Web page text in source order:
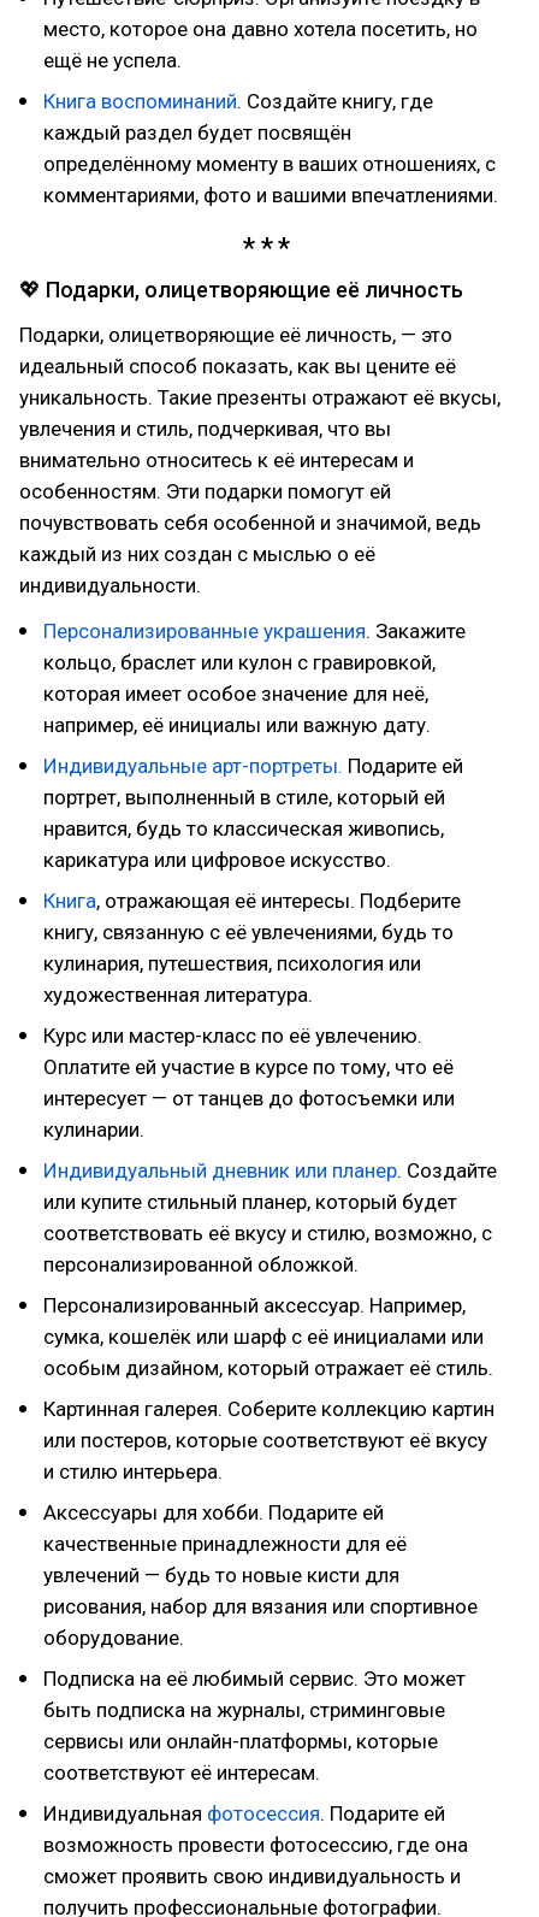
место, которое она давно хотела посетить, но
ещё не успела.
Книга воспоминаний. Создайте книгу, где
каждый раздел будет посвящён
определённому моменту в ваших отношениях, с
комментариями, фото и вашими впечатлениями.
💖 Подарки, олицетворяющие её личность
Подарки, олицетворяющие её личность, — это
идеальный способ показать, как вы цените её
уникальность. Такие презенты отражают её вкусы,
увлечения и стиль, подчеркивая, что вы
внимательно относитесь к её интересам и
особенностям. Эти подарки помогут ей
почувствовать себя особенной и значимой, ведь
каждый из них создан с мыслью о её
индивидуальности.
Персонализированные украшения. Закажите
кольцо, браслет или кулон с гравировкой,
которая имеет особое значение для неё,
например, её инициалы или важную дату.
Индивидуальные арт-портреты. Подарите ей
портрет, выполненный в стиле, который ей
нравится, будь то классическая живопись,
карикатура или цифровое искусство.
Книга, отражающая её интересы. Подберите
книгу, связанную с её увлечениями, будь то
кулинария, путешествия, психология или
художественная литература.
Курс или мастер-класс по её увлечению.
Оплатите ей участие в курсе по тому, что её
интересует — от танцев до фотосъемки или
кулинарии.
Индивидуальный дневник или планер. Создайте
или купите стильный планер, который будет
соответствовать её вкусу и стилю, возможно, с
персонализированной обложкой.
Персонализированный аксессуар. Например,
сумка, кошелёк или шарф с её инициалами или
особым дизайном, который отражает её стиль.
Картинная галерея. Соберите коллекцию картин
или постеров, которые соответствуют её вкусу
и стилю интерьера.
Аксессуары для хобби. Подарите ей
качественные принадлежности для её
увлечений — будь то новые кисти для
рисования, набор для вязания или спортивное
оборудование.
Подписка на её любимый сервис. Это может
быть подписка на журналы, стриминговые
сервисы или онлайн-платформы, которые
соответствуют её интересам.
Индивидуальная фотосессия. Подарите ей
возможность провести фотосессию, где она
сможет проявить свою индивидуальность и
получить профессиональные фотографии.